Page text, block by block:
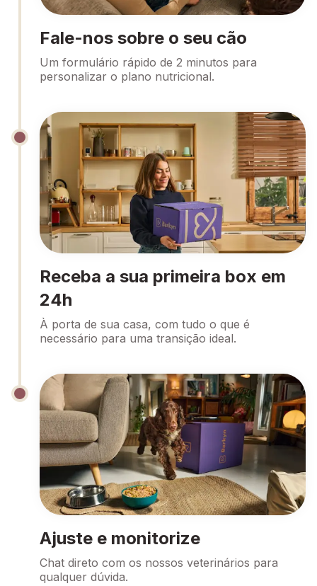
Fale-nos sobre o seu cão
Um formulário rápido de 2 minutos para
personalizar o plano nutricional.
Receba a sua primeira box em
24h
À porta de sua casa, com tudo o que é
necessário para uma transição ideal.
Ajuste e monitorize
Chat direto com os nossos veterinários para
qualquer dúvida.